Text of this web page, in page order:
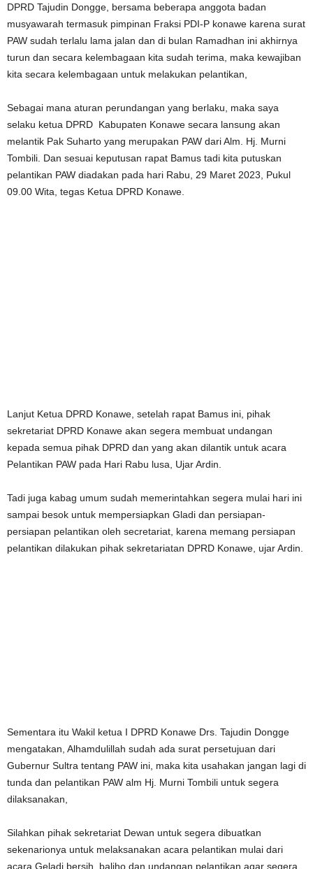
DPRD Tajudin Dongge, bersama beberapa anggota badan
musyawarah termasuk pimpinan Fraksi PDI-P konawe karena surat
PAW sudah terlalu lama jalan dan di bulan Ramadhan ini akhirnya
turun dan secara kelembagaan kita sudah terima, maka kewajiban
kita secara kelembagaan untuk melakukan pelantikan,
Sebagai mana aturan perundangan yang berlaku, maka saya
selaku ketua DPRD Kabupaten Konawe secara lansung akan
melantik Pak Suharto yang merupakan PAW dari Alm. Hj. Murni
Tombili. Dan sesuai keputusan rapat Bamus tadi kita putuskan
pelantikan PAW diadakan pada hari Rabu, 29 Maret 2023, Pukul
09.00 Wita, tegas Ketua DPRD Konawe.
Lanjut Ketua DPRD Konawe, setelah rapat Bamus ini, pihak
sekretariat DPRD Konawe akan segera membuat undangan
kepada semua pihak DPRD dan yang akan dilantik untuk acara
Pelantikan PAW pada Hari Rabu lusa, Ujar Ardin.
Tadi juga kabag umum sudah memerintahkan segera mulai hari ini
sampai besok untuk mempersiapkan Gladi dan persiapan-
persiapan pelantikan oleh secretariat, karena memang persiapan
pelantikan dilakukan pihak sekretariatan DPRD Konawe, ujar Ardin.
Sementara itu Wakil ketua I DPRD Konawe Drs. Tajudin Dongge
mengatakan, Alhamdulillah sudah ada surat persetujuan dari
Gubernur Sultra tentang PAW ini, maka kita usahakan jangan lagi di
tunda dan pelantikan PAW alm Hj. Murni Tombili untuk segera
dilaksanakan,
Silahkan pihak sekretariat Dewan untuk segera dibuatkan
sekenarionya untuk melaksanakan acara pelantikan mulai dari
acara Geladi bersih, baliho dan undangan pelantikan agar segera